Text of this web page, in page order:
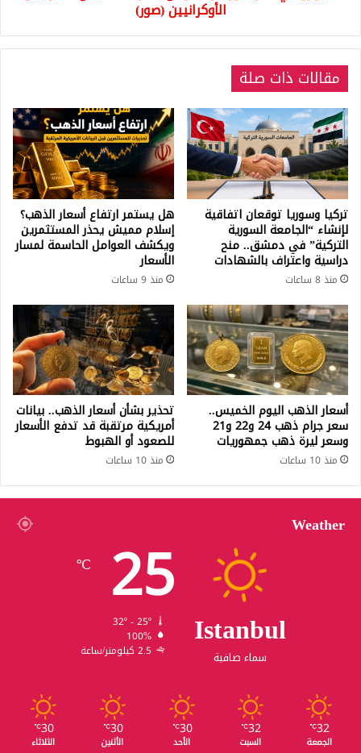
(صور)
الأوكرانيين (صور)
مقالات ذات صلة
تركيا وسوريا توقعان اتفاقية
لإنشاء “الجامعة السورية
التركية” في دمشق.. منح
دراسية واعتراف بالشهادات
منذ 8 ساعات
هل يستمر ارتفاع أسعار الذهب؟
إسلام مميش يحذر المستثمرين
ويكشف العوامل الحاسمة لمسار
الأسعار
منذ 9 ساعات
أسعار الذهب اليوم الخميس..
سعر جرام ذهب 24 و22 و21
وسعر ليرة ذهب جمهوريات
منذ 10 ساعات
تحذير بشأن أسعار الذهب.. بيانات
أمريكية مرتقبة قد تدفع الأسعار
للصعود أو الهبوط
منذ 10 ساعات
Weather
Istanbul
سماء صافية
25
℃
32º - 25º
100%
2.5 كيلومتر/ساعة
32
℃
الجمعة
32
℃
السبت
30
℃
الأحد
30
℃
الأثنين
30
℃
الثلاثاء